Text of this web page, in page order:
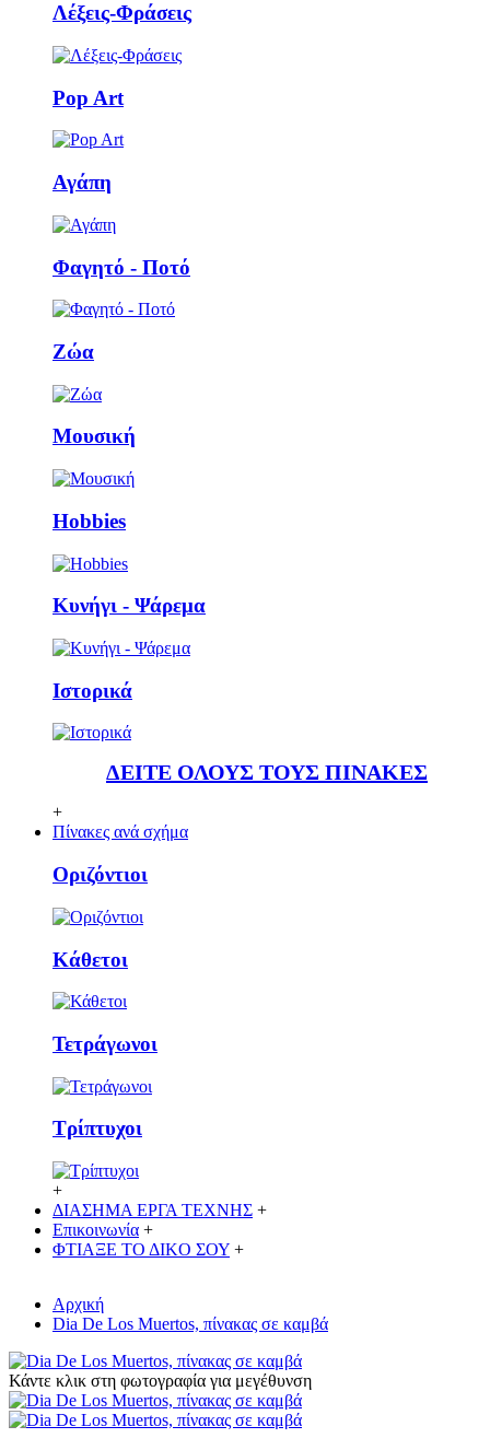
Λέξεις-Φράσεις
Pop Art
Αγάπη
Φαγητό - Ποτό
Ζώα
Μουσική
Ηobbies
Κυνήγι - Ψάρεμα
Ιστορικά
ΔΕΙΤΕ ΟΛΟΥΣ ΤΟΥΣ ΠΙΝΑΚΕΣ
+
Πίνακες ανά σχήμα
Οριζόντιοι
Κάθετoι
Τετράγωνοι
Τρίπτυχοι
+
ΔΙΑΣΗΜΑ ΕΡΓΑ ΤΕΧΝΗΣ +
Επικοινωνία +
ΦΤΙΑΞΕ ΤΟ ΔΙΚO ΣΟΥ +
Αρχική
Dia De Los Muertos, πίνακας σε καμβά
Κάντε κλικ στη φωτογραφία για μεγέθυνση